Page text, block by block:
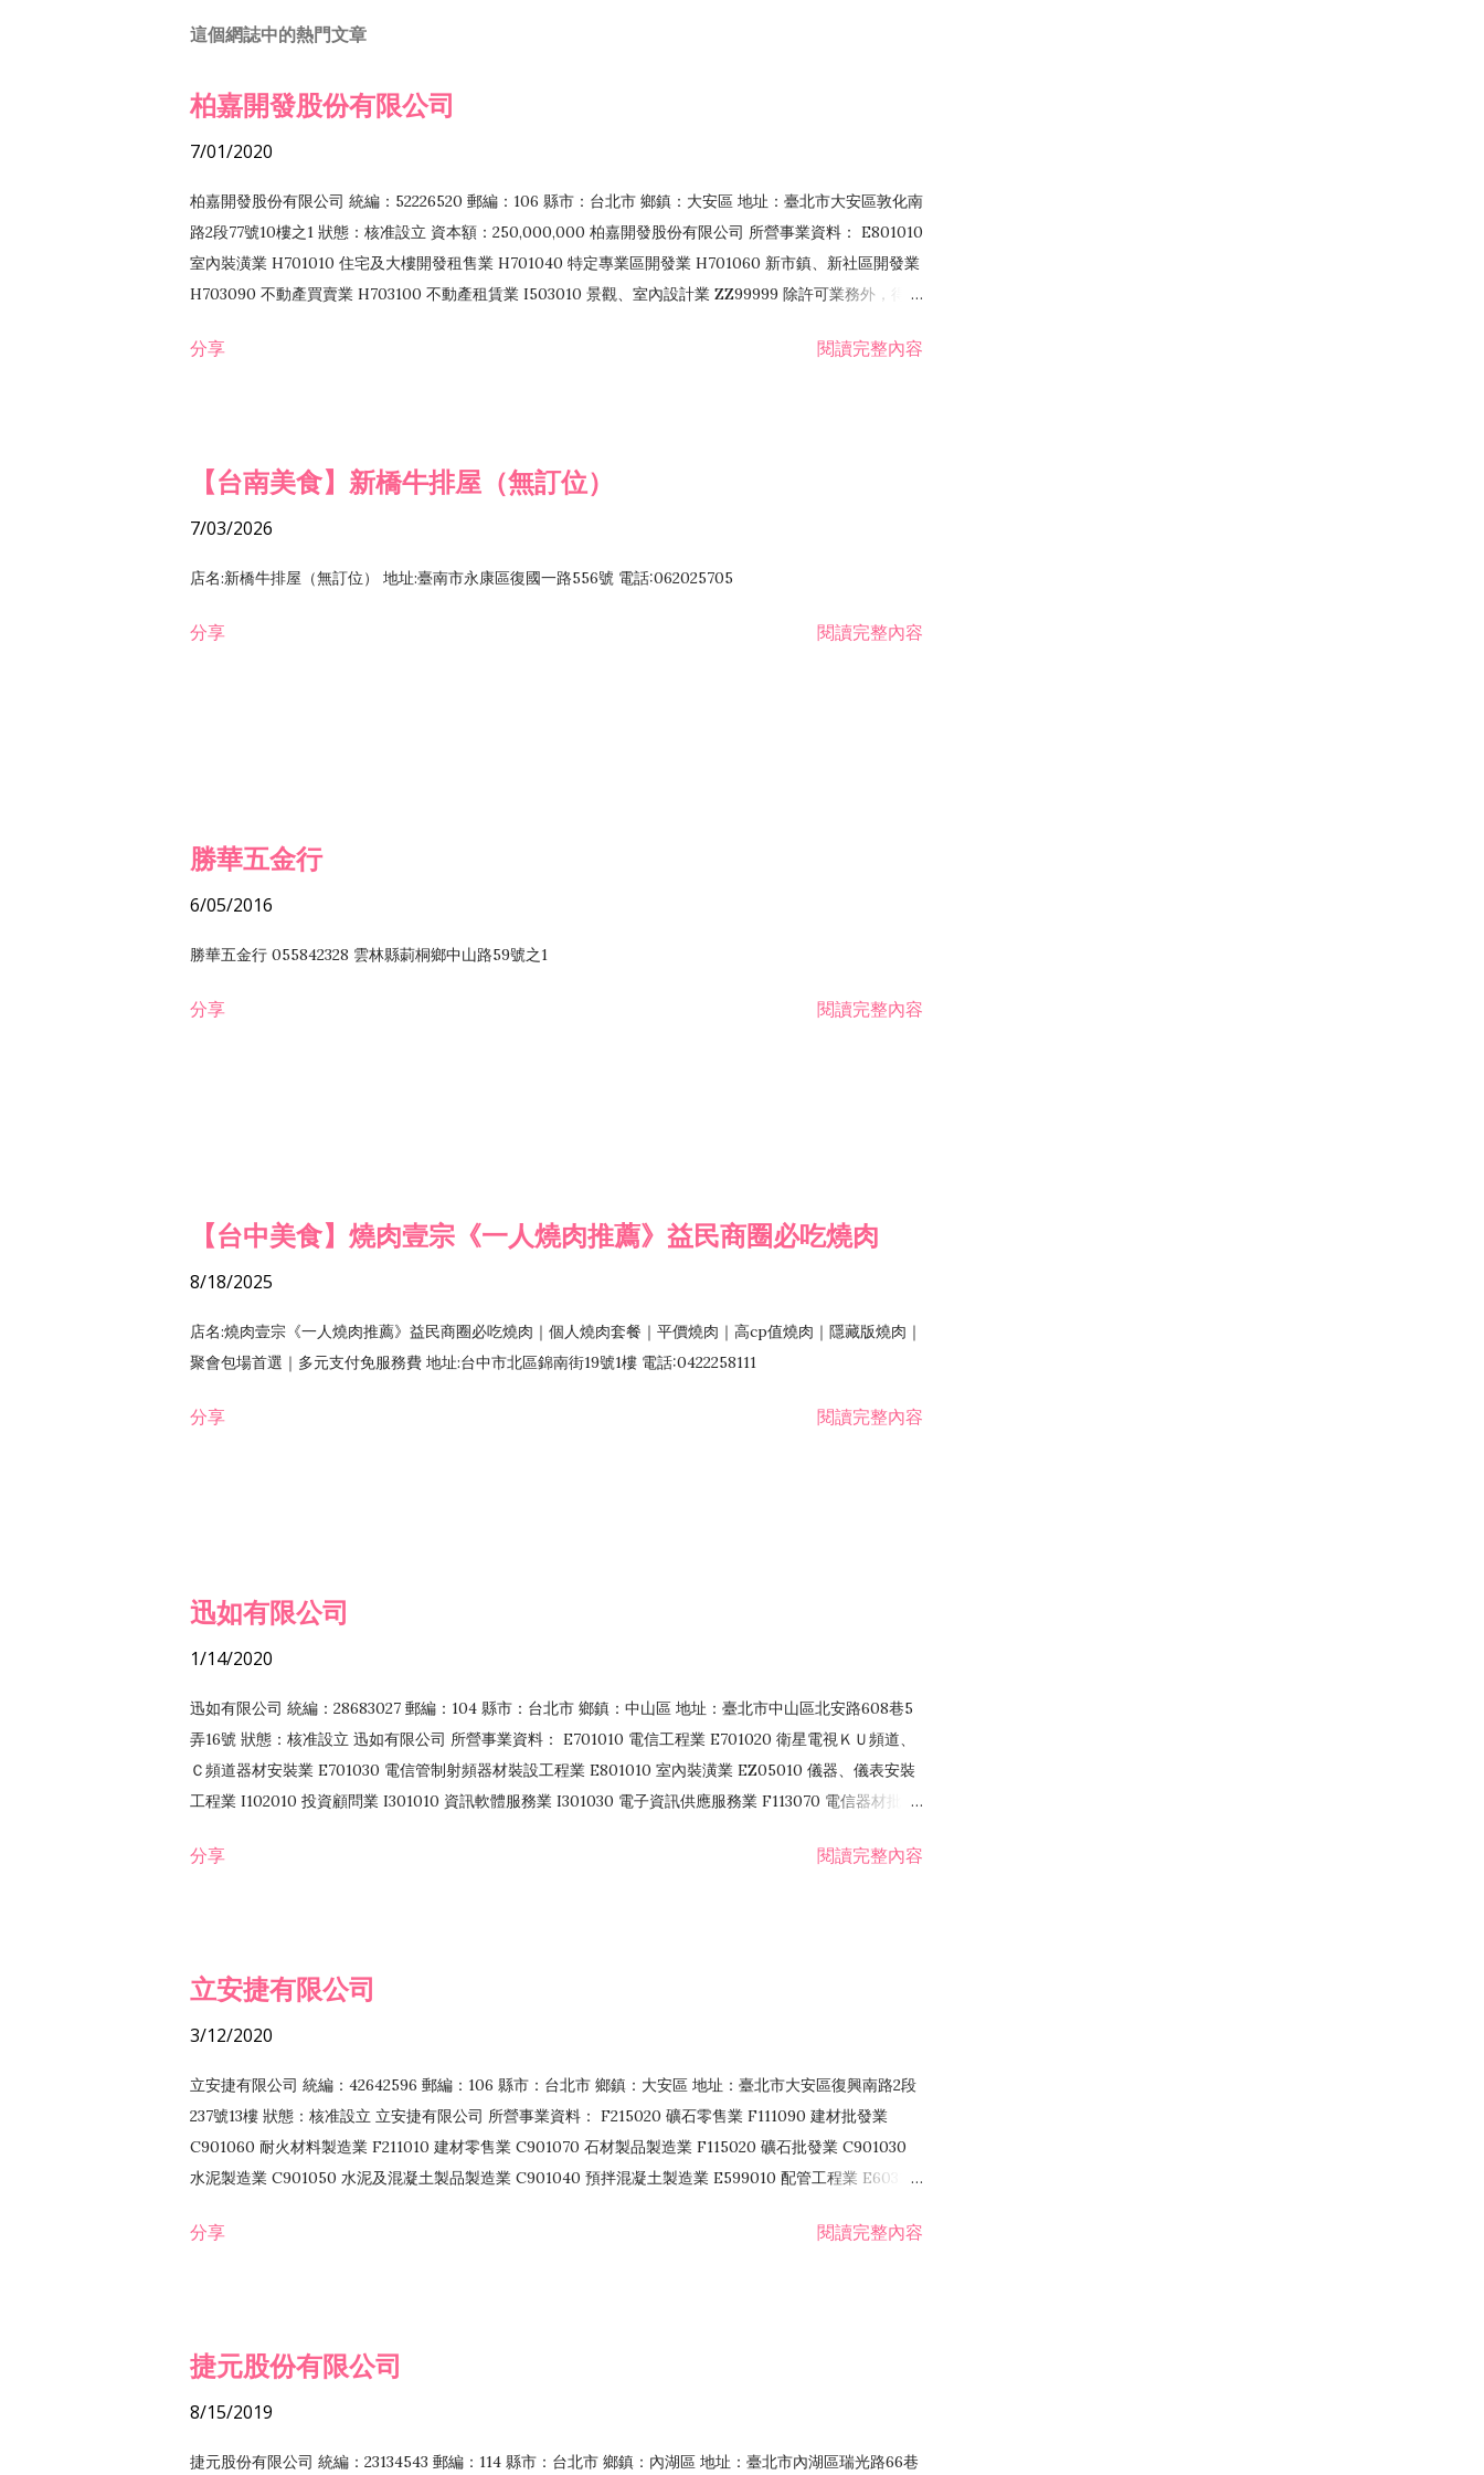
這個網誌中的熱門文章
柏嘉開發股份有限公司
7/01/2020
柏嘉開發股份有限公司 統編：52226520 郵編：106 縣市：台北市 鄉鎮：大安區 地址：臺北市大安區敦化南
路2段77號10樓之1 狀態：核准設立 資本額：250,000,000 柏嘉開發股份有限公司 所營事業資料： E801010
室內裝潢業 H701010 住宅及大樓開發租售業 H701040 特定專業區開發業 H701060 新市鎮、新社區開發業
H703090 不動產買賣業 H703100 不動產租賃業 I503010 景觀、室內設計業 ZZ99999 除許可業務外，得經
分享 閱讀完整內容
【台南美食】新橋牛排屋（無訂位）
7/03/2026
店名:新橋牛排屋（無訂位） 地址:臺南市永康區復國一路556號 電話:062025705
分享 閱讀完整內容
勝華五金行
6/05/2016
勝華五金行 055842328 雲林縣莿桐鄉中山路59號之1
分享 閱讀完整內容
【台中美食】燒肉壹宗《一人燒肉推薦》益民商圈必吃燒肉
8/18/2025
店名:燒肉壹宗《一人燒肉推薦》益民商圈必吃燒肉｜個人燒肉套餐｜平價燒肉｜高cp值燒肉｜隱藏版燒肉｜
聚會包場首選｜多元支付免服務費 地址:台中市北區錦南街19號1樓 電話:0422258111
分享 閱讀完整內容
迅如有限公司
1/14/2020
迅如有限公司 統編：28683027 郵編：104 縣市：台北市 鄉鎮：中山區 地址：臺北市中山區北安路608巷5
弄16號 狀態：核准設立 迅如有限公司 所營事業資料： E701010 電信工程業 E701020 衛星電視ＫＵ頻道、
Ｃ頻道器材安裝業 E701030 電信管制射頻器材裝設工程業 E801010 室內裝潢業 EZ05010 儀器、儀表安裝
工程業 I102010 投資顧問業 I301010 資訊軟體服務業 I301030 電子資訊供應服務業 F113070 電信器材批發
務 F102030 菸酒批發業 F203020 菸酒零售業 F401171 酒類輸入業
分享 閱讀完整內容
立安捷有限公司
3/12/2020
立安捷有限公司 統編：42642596 郵編：106 縣市：台北市 鄉鎮：大安區 地址：臺北市大安區復興南路2段
237號13樓 狀態：核准設立 立安捷有限公司 所營事業資料： F215020 礦石零售業 F111090 建材批發業
C901060 耐火材料製造業 F211010 建材零售業 C901070 石材製品製造業 F115020 礦石批發業 C901030
水泥製造業 C901050 水泥及混凝土製品製造業 C901040 預拌混凝土製造業 E599010 配管工程業 E603110
EZ99990 其他工程業 F102170 食品什貨批發業 F106020 日常用品批發業 F108031 醫療器材批發業
分享 閱讀完整內容
捷元股份有限公司
8/15/2019
捷元股份有限公司 統編：23134543 郵編：114 縣市：台北市 鄉鎮：內湖區 地址：臺北市內湖區瑞光路66巷